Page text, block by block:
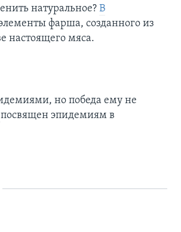
натуральное? В
фарша, созданного из
настоящего мяса.
но победа ему не
посвящен эпидемиям в